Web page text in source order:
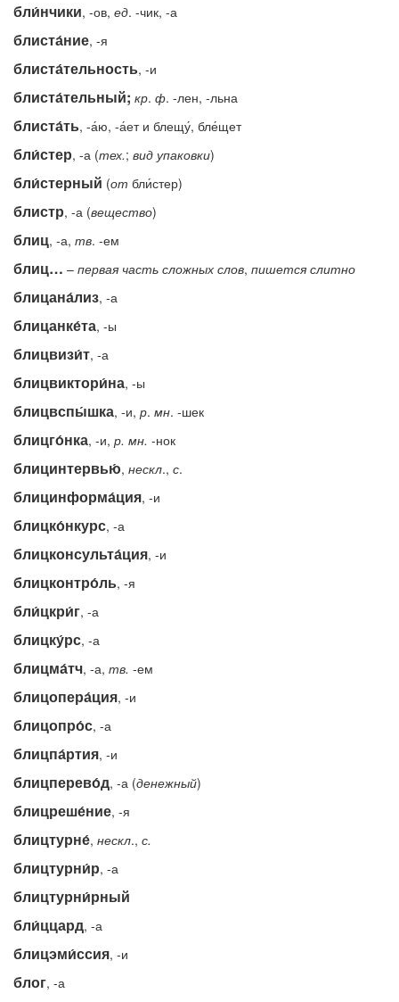
бли́нчики, -ов, ед. -чик, -а
блиста́ние, -я
блиста́тельность, -и
блиста́тельный; кр. ф. -лен, -льна
блиста́ть, -а́ю, -а́ет и блещу́, бле́щет
бли́стер, -а (тех.; вид упаковки)
бли́стерный (от бли́стер)
блистр, -а (вещество)
блиц, -а, тв. -ем
блиц… – первая часть сложных слов, пишется слитно
блицана́лиз, -а
блицанке́та, -ы
блицвизи́т, -а
блицвиктори́на, -ы
блицвспы́шка, -и, р. мн. -шек
блицго́нка, -и, р. мн. -нок
блицинтервью́, нескл., с.
блицинформа́ция, -и
блицко́нкурс, -а
блицконсульта́ция, -и
блицконтро́ль, -я
бли́цкри́г, -а
блицку́рс, -а
блицма́тч, -а, тв. -ем
блицопера́ция, -и
блицопро́с, -а
блицпа́ртия, -и
блицперево́д, -а (денежный)
блицреше́ние, -я
блицтурне́, нескл., с.
блицтурни́р, -а
блицтурни́рный
бли́ццард, -а
блицэми́ссия, -и
блог, -а